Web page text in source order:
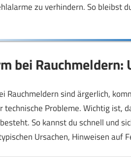
zu verhindern. So bleibst
bei Rauchmeldern:
Rauchmeldern sind ärgerlich,
technische Probleme. Wichtig ist,
So kannst du schnell und
Ursachen, Hinweisen auf